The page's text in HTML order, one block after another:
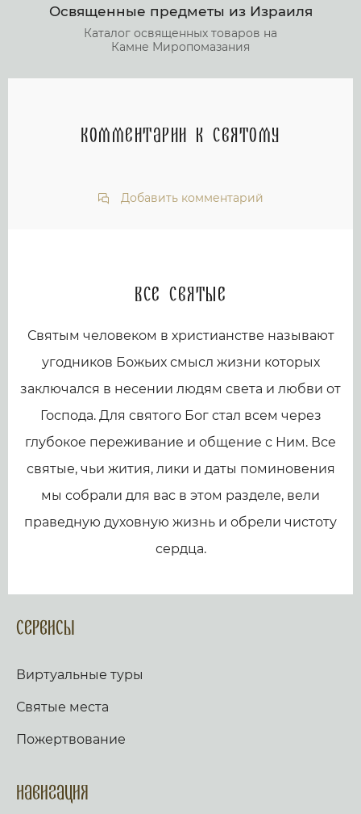
Освященные предметы из Израиля
Каталог освященных товаров на
Камне Миропомазания
Комментарии к святому
Добавить комментарий
Все святые
Святым человеком в христианстве называют
угодников Божьих смысл жизни которых
заключался в несении людям света и любви от
Господа. Для святого Бог стал всем через
глубокое переживание и общение с Ним. Все
святые, чьи жития, лики и даты поминовения
мы собрали для вас в этом разделе, вели
праведную духовную жизнь и обрели чистоту
сердца.
Сервисы
Виртуальные туры
Святые места
Пожертвование
Навигация